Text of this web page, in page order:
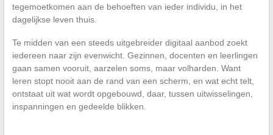
tegemoetkomen aan de behoeften van ieder individu, in het
dagelijkse leven thuis.
Te midden van een steeds uitgebreider digitaal aanbod zoekt
iedereen naar zijn evenwicht. Gezinnen, docenten en leerlingen
gaan samen vooruit, aarzelen soms, maar volharden. Want
leren stopt nooit aan de rand van een scherm, en wat echt telt,
ontstaat uit wat wordt opgebouwd, daar, tussen uitwisselingen,
inspanningen en gedeelde blikken.